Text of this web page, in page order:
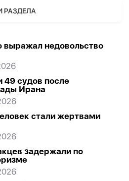
РАЗДЕЛА
выражал недовольство
судов после
Ирана
стали жертвами
задержали по